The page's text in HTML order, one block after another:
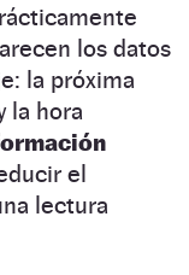
los datos
la próxima
la hora
el
lectura